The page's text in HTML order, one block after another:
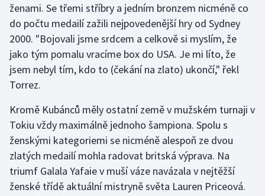
Veslování
Vodní slalom
Volejbal
ženami. Se třemi stříbry a jedním bronzem nicméně co
do počtu medailí zažili nejpovedenější hry od Sydney
2000. "Bojovali jsme srdcem a celkově si myslím, že
jako tým pomalu vracíme box do USA. Je mi líto, že
jsem nebyl tím, kdo to (čekání na zlato) ukončí," řekl
Torrez.
Kromě Kubánců měly ostatní země v mužském turnaji v
Tokiu vždy maximálně jednoho šampiona. Spolu s
ženskými kategoriemi se nicméně alespoň ze dvou
zlatých medailí mohla radovat britská výprava. Na
triumf Galala Yafaie v muší váze navázala v nejtěžší
ženské třídě aktuální mistryně světa Lauren Priceová.